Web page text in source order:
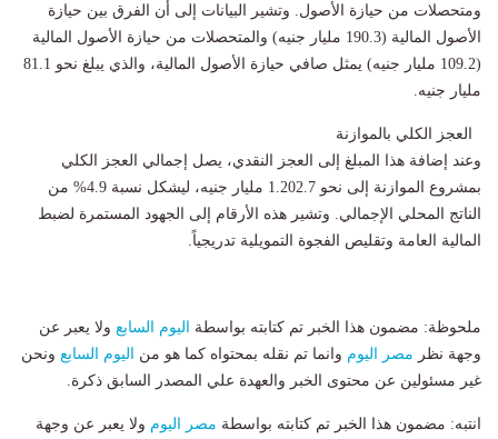
ومتحصلات من حيازة الأصول. وتشير البيانات إلى أن الفرق بين حيازة
الأصول المالية (190.3 مليار جنيه) والمتحصلات من حيازة الأصول المالية
(109.2 مليار جنيه) يمثل صافي حيازة الأصول المالية، والذي يبلغ نحو 81.1
مليار جنيه.
العجز الكلي بالموازنة
وعند إضافة هذا المبلغ إلى العجز النقدي، يصل إجمالي العجز الكلي
بمشروع الموازنة إلى نحو 1.202.7 مليار جنيه، ليشكل نسبة 4.9% من
الناتج المحلي الإجمالي. وتشير هذه الأرقام إلى الجهود المستمرة لضبط
المالية العامة وتقليص الفجوة التمويلية تدريجياً.
ملحوظة: مضمون هذا الخبر تم كتابته بواسطة اليوم السابع ولا يعبر عن
وجهة نظر مصر اليوم وانما تم نقله بمحتواه كما هو من اليوم السابع ونحن
غير مسئولين عن محتوى الخبر والعهدة علي المصدر السابق ذكرة.
انتبه: مضمون هذا الخبر تم كتابته بواسطة مصر اليوم ولا يعبر عن وجهة